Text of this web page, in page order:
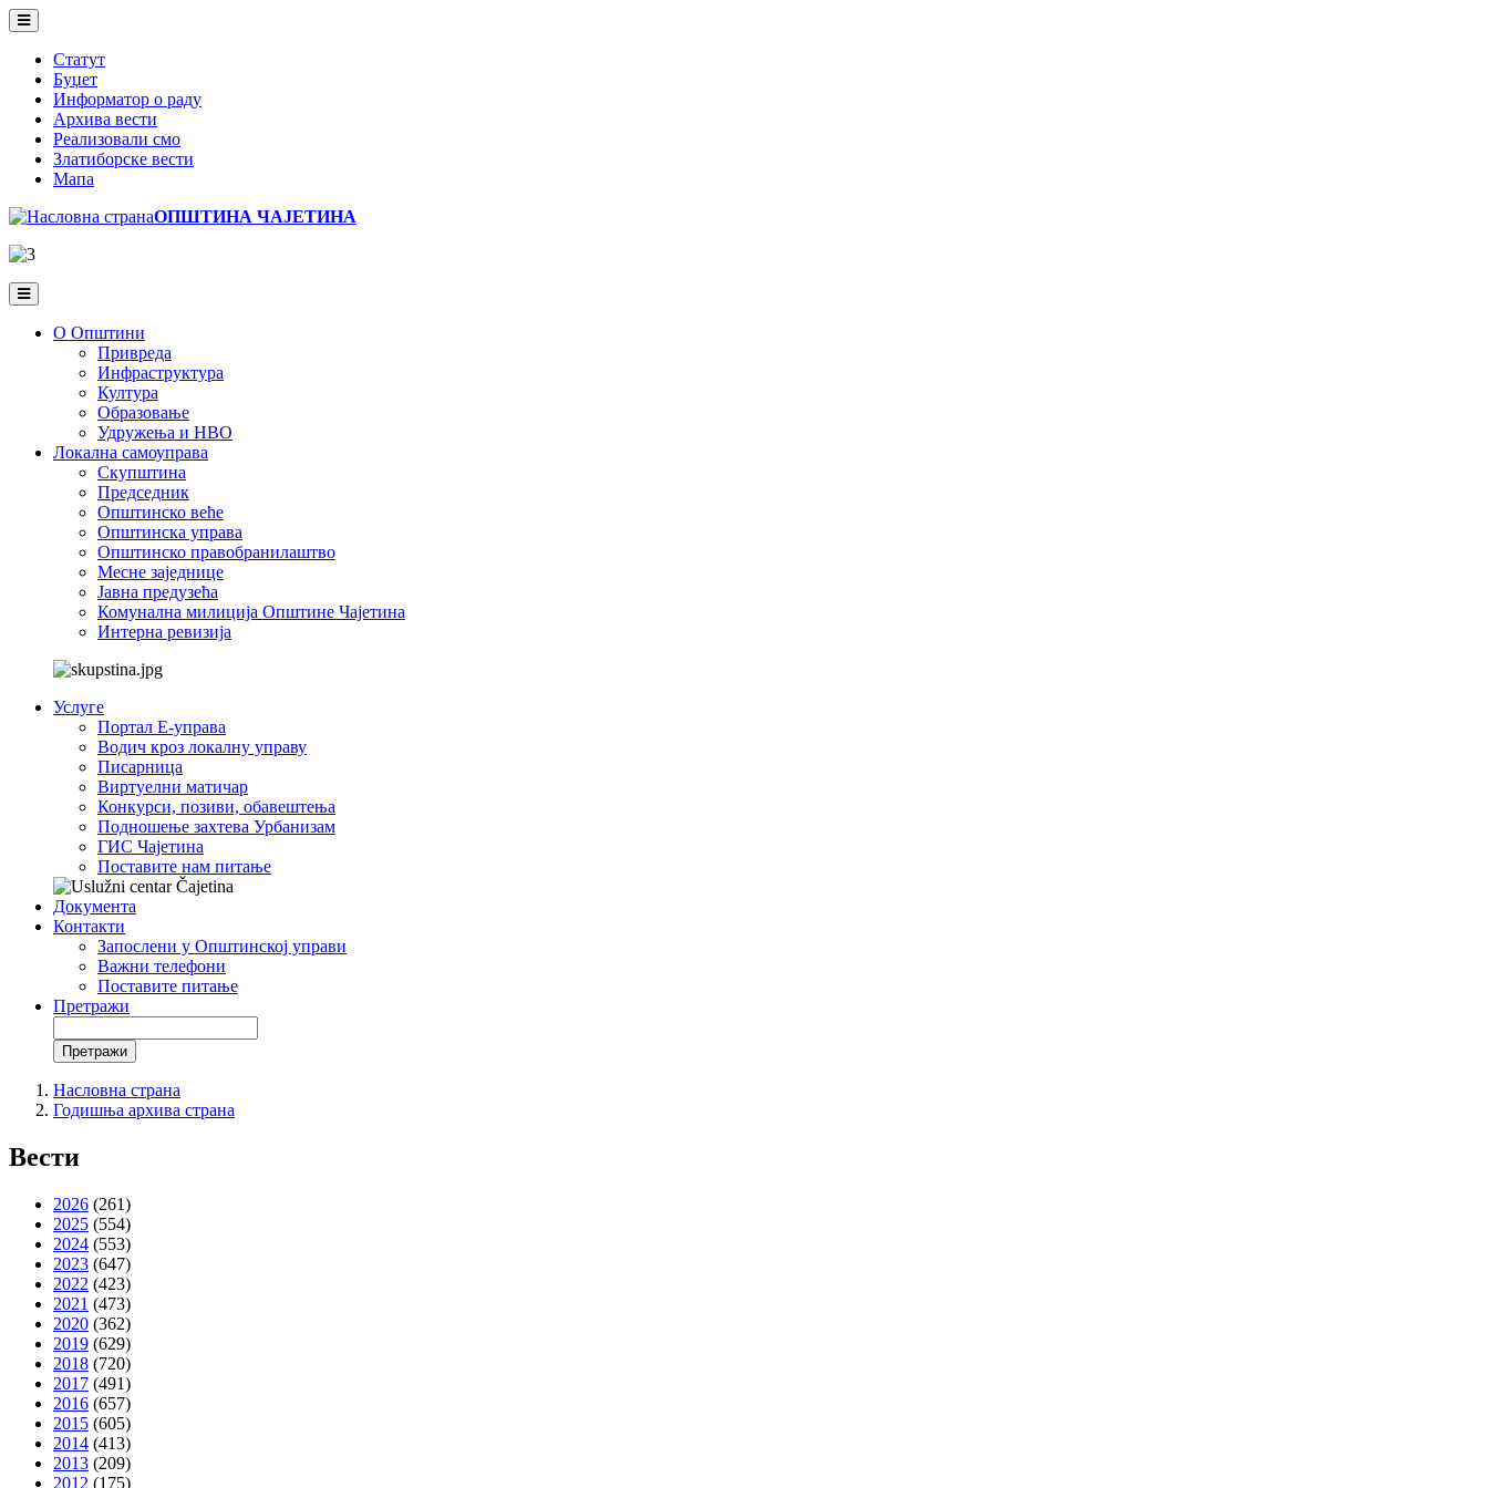
Skip
to
main
content
Статут
Буџет
Информатор о раду
Архива вести
Реализовали смо
Златиборске вести
Мапа
ОПШТИНА ЧАЈЕТИНА
О Општини
Привреда
Инфраструктура
Култура
Образовање
Удружења и НВО
Локална самоуправа
Скупштина
Председник
Општинско веће
Општинска управа
Општинско правобранилаштво
Месне заједнице
Јавна предузећа
Комунална милиција Општине Чајетина
Интерна ревизија
Услуге
Портал Е-управа
Водич кроз локалну управу
Писарница
Виртуелни матичар
Конкурси, позиви, обавештења
Подношење захтева Урбанизам
ГИС Чајетина
Поставите нам питање
Документа
Контакти
Запослени у Општинској управи
Важни телефони
Поставите питање
Претражи
Search
form
Breadcrumbs
You
here:
Насловна страна
Годишња архива страна
Вести
2026 (261)
2025 (554)
2024 (553)
2023 (647)
2022 (423)
2021 (473)
2020 (362)
2019 (629)
2018 (720)
2017 (491)
2016 (657)
2015 (605)
2014 (413)
2013 (209)
2012 (175)